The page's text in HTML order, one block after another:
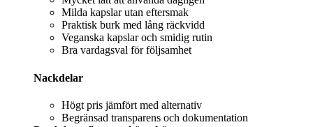
Milda kapslar utan eftersmak
Praktisk burk med lång räckvidd
Veganska kapslar och smidig rutin
Bra vardagsval för följsamhet
Nackdelar
Högt pris jämfört med alternativ
Begränsad transparens och dokumentation